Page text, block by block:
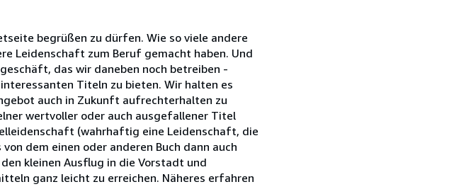
begrüßen zu dürfen. Wie so viele andere
Leidenschaft zum Beruf gemacht haben. Und
das wir daneben noch betreiben -
Titeln zu bieten. Wir halten es
auch in Zukunft aufrechterhalten zu
wertvoller oder auch ausgefallener Titel
(wahrhaftig eine Leidenschaft, die
dem einen oder anderen Buch dann auch
kleinen Ausflug in die Vorstadt und
ganz leicht zu erreichen. Näheres erfahren